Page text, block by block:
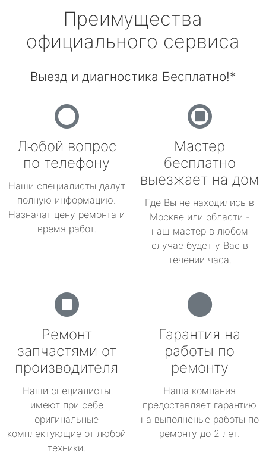
Преимущества
официального сервиса
Выезд и диагностика Бесплатно!*
Любой вопрос
по телефону
Наши специалисты дадут
полную информацию.
Назначат цену ремонта и
время работ.
Мастер
бесплатно
выезжает на дом
Где Вы не находились в
Москве или области -
наш мастер в любом
случае будет у Вас в
течении часа.
Ремонт
запчастями от
производителя
Наши специалисты
имеют при себе
оригинальные
комплектующие от любой
техники.
Гарантия на
работы по
ремонту
Наша компания
предоставляет гарантию
на выполненые работы по
ремонту до 2 лет.